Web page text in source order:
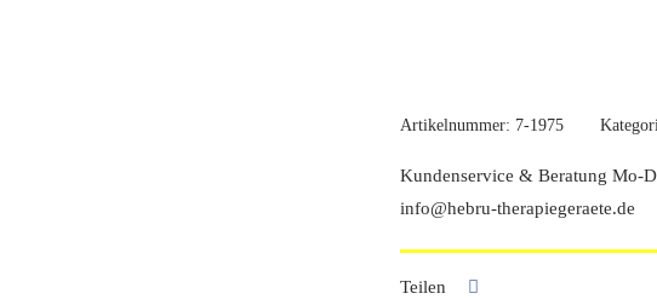
Artikelnummer: 7-1975
Kundenservice & Beratung Mo-
info@hebru-therapiegeraete.de
Teilen